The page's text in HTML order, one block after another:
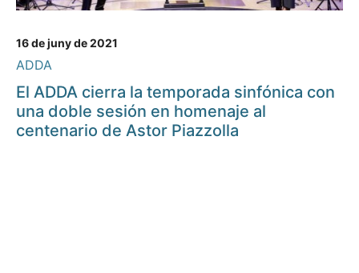
16 de juny de 2021
ADDA
El ADDA cierra la temporada sinfónica con
una doble sesión en homenaje al
centenario de Astor Piazzolla